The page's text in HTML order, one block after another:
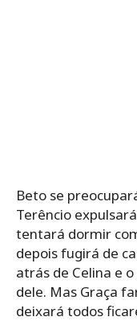
Beto se
Terêncio
tentará dormir
depois fugirá de
atrás de Celina e
dele. Mas Graça
deixará todos